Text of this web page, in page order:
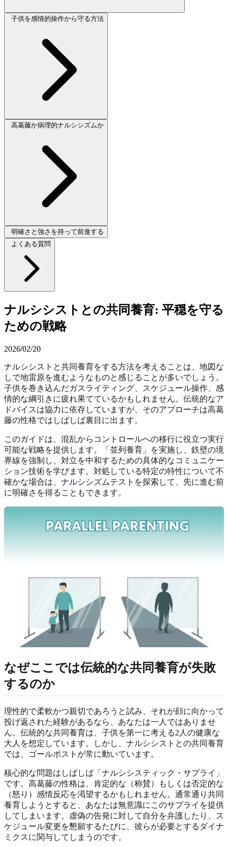
子供を感情的操作から守る方法
高葛藤か病理的ナルシシズムか
明確さと強さを持って前進する
よくある質問
ナルシシストとの共同養育: 平穏を守る
ための戦略
2026/02/20
ナルシシストと共同養育をする方法を考えることは、地図な
しで地雷原を進むようなものと感じることが多いでしょう。
子供を巻き込んだガスライティング、スケジュール操作、感
情的な綱引きに疲れ果てているかもしれません。伝統的なア
ドバイスは協力に依存していますが、そのアプローチは高葛
藤の性格ではしばしば裏目に出ます。
このガイドは、混乱からコントロールへの移行に役立つ実行
可能な戦略を提供します。「並列養育」を実施し、鉄壁の境
界線を強制し、対立を中和するための具体的なコミュニケー
ション技術を学びます。対処している特定の特性について不
確かな場合は、 ナルシシズムテスト を探索して、先に進む前
に明確さを得ることもできます。
なぜここでは伝統的な共同養育が失敗
するのか
理性的で柔軟かつ親切であろうと試み、それが顔に向かって
投げ返された経験があるなら、あなたは一人ではありませ
ん。伝統的な共同養育は、子供を第一に考える2人の健康な
大人を想定しています。しかし、ナルシシストとの共同養育
では、ゴールポストが常に動いています。
核心的な問題はしばしば「ナルシシスティック・サプライ」
です。高葛藤の性格は、肯定的な（称賛）もしくは否定的な
（怒り）感情反応を渇望するかもしれません。通常通り共同
養育しようとすると、あなたは無意識にこのサプライを提供
してしまいます。虚偽の告発に対して自分を弁護したり、ス
ケジュール変更を懇願するたびに、彼らが必要とするダイナ
ミクスに関与してしまうのです。